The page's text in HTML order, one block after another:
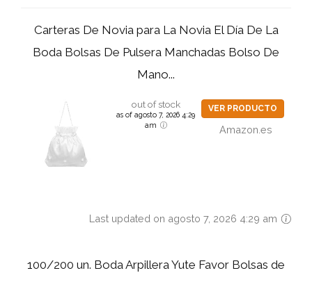
Carteras De Novia para La Novia El Día De La
Boda Bolsas De Pulsera Manchadas Bolso De
Mano...
out of stock
as of agosto 7, 2026 4:29
am
VER PRODUCTO
Amazon.es
Last updated on agosto 7, 2026 4:29 am
100/200 un. Boda Arpillera Yute Favor Bolsas de